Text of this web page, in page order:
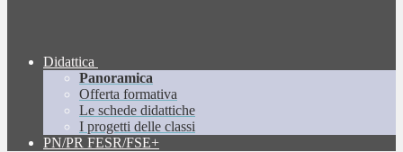
Didattica
Panoramica
Offerta formativa
Le schede didattiche
I progetti delle classi
PN/PR FESR/FSE+